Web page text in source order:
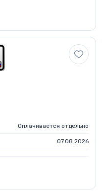
Оплачивается отдельно
07.08.2026